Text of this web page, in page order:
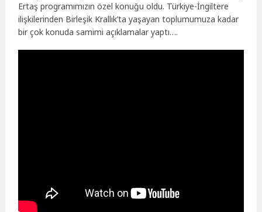
Ertaş programımızın özel konuğu oldu. Türkiye-İngiltere
ilişkilerinden Birleşik Krallık’ta yaşayan toplumumuza kadar
bir çok konuda samimi açıklamalar yaptı….